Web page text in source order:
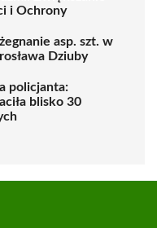
i Ochrony
asp. szt. w
Dziuby
policjanta:
blisko 30